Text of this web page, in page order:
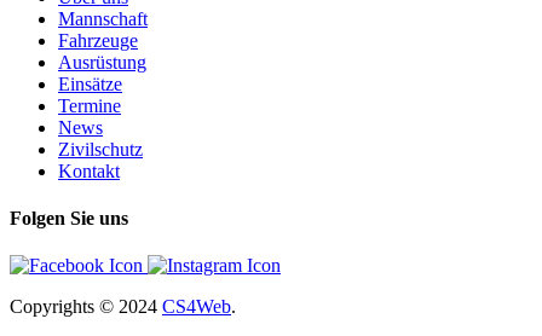
Mannschaft
Fahrzeuge
Ausrüstung
Einsätze
Termine
News
Zivilschutz
Kontakt
Folgen Sie uns
Copyrights © 2024 CS4Web.